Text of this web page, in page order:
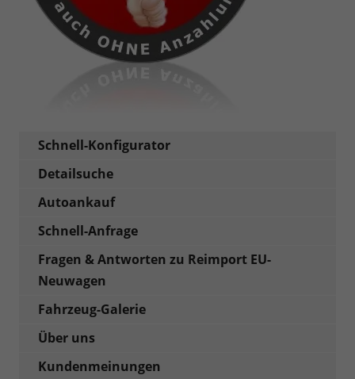
Schnell-Konfigurator
Detailsuche
Autoankauf
Schnell-Anfrage
Fragen & Antworten zu Reimport EU-
Neuwagen
Fahrzeug-Galerie
Über uns
Kundenmeinungen